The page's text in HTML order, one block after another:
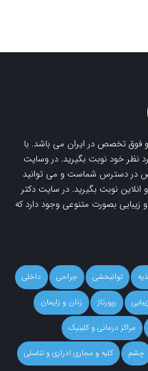
تخصص در ایران می باشد. با
در دسترس شماست و می توانید
انلاین نوبت بگیرید. در سایت دکتر
بصورت متنوعی وجود دارد که
توانبخشی جراحی داخلی
رپورتاژ زنان و زایمان
مراکز درمانی و کلینیک
چشم کلیه و مجاری ادراری و تناسلی